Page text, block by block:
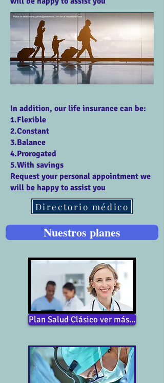
In addition, our life insurance can be:
1.Flexible
2.Constant
3.Balance
4.Prorogated
5.With savings
Request your personal appointment we
will be happy to assist you
Directorio médico
Nuestros planes
Plan Salud Clásico ver más...